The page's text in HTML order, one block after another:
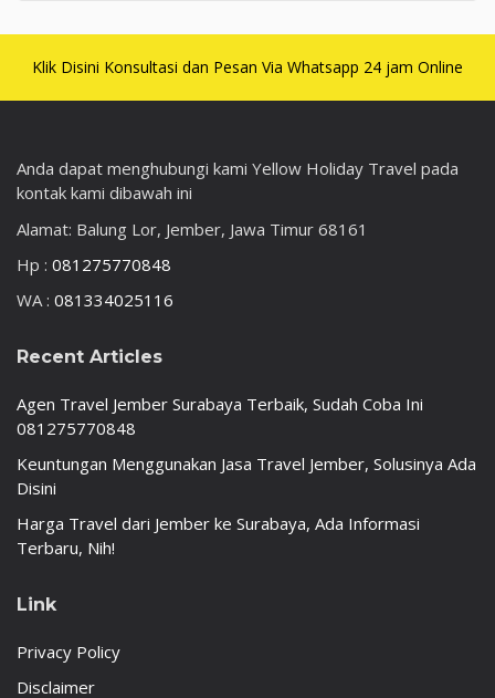
Klik Disini Konsultasi dan Pesan Via Whatsapp 24 jam Online
Anda dapat menghubungi kami Yellow Holiday Travel pada
kontak kami dibawah ini
Alamat: Balung Lor, Jember, Jawa Timur 68161
Hp : 081275770848
WA : 081334025116
Recent Articles
Agen Travel Jember Surabaya Terbaik, Sudah Coba Ini
081275770848
Keuntungan Menggunakan Jasa Travel Jember, Solusinya Ada
Disini
Harga Travel dari Jember ke Surabaya, Ada Informasi
Terbaru, Nih!
Link
Privacy Policy
Disclaimer